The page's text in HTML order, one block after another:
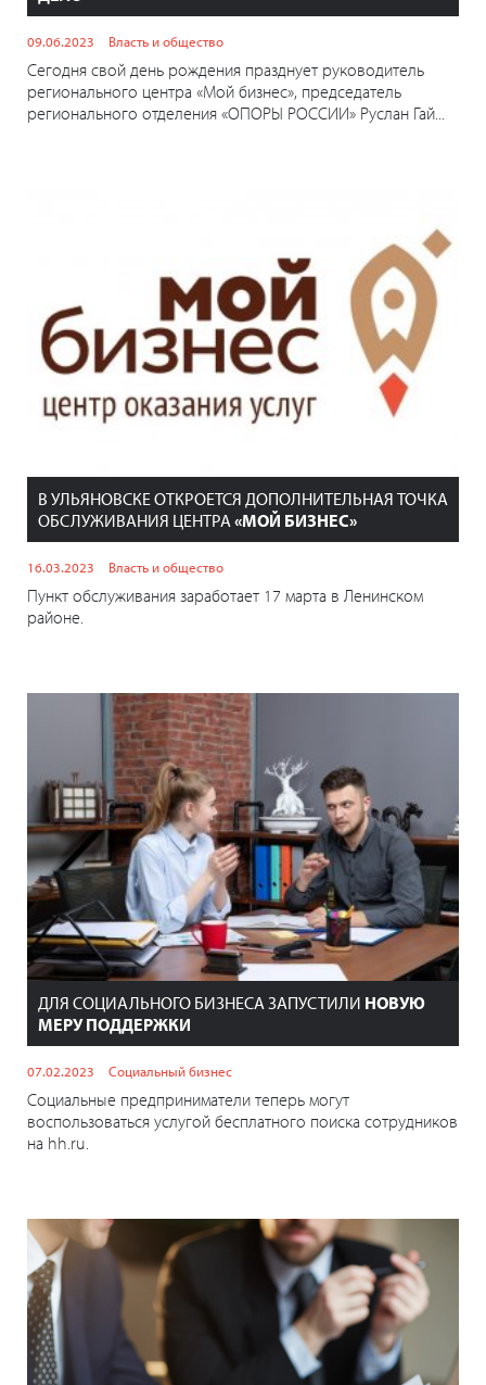
09.06.2023 Власть и общество
Сегодня свой день рождения празднует руководитель
регионального центра «Мой бизнес», председатель
регионального отделения «ОПОРЫ РОССИИ» Руслан Гай...
В УЛЬЯНОВСКЕ ОТКРОЕТСЯ ДОПОЛНИТЕЛЬНАЯ ТОЧКА
ОБСЛУЖИВАНИЯ ЦЕНТРА«МОЙ БИЗНЕС»
16.03.2023 Власть и общество
Пункт обслуживания заработает 17 марта в Ленинском
районе.
ДЛЯ СОЦИАЛЬНОГО БИЗНЕСА ЗАПУСТИЛИ НОВУЮ
МЕРУ ПОДДЕРЖКИ
07.02.2023 Социальный бизнес
Социальные предприниматели теперь могут
воспользоваться услугой бесплатного поиска сотрудников
на hh.ru.